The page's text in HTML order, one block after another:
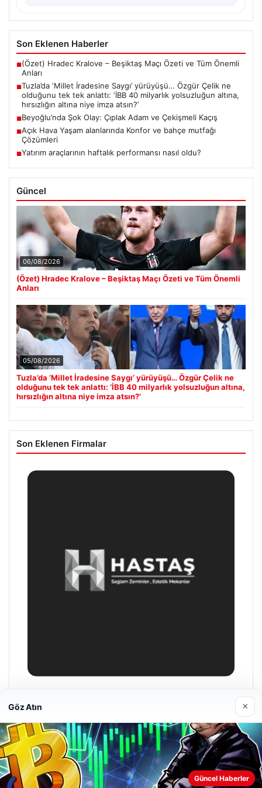
Son Eklenen Haberler
■(Özet) Hradec Kralove – Beşiktaş Maçı Özeti ve Tüm Önemli
Anları
■Tuzla’da ‘Millet İradesine Saygı’ yürüyüşü… Özgür Çelik ne
olduğunu tek tek anlattı: ‘İBB 40 milyarlık yolsuzluğun altına,
hırsızlığın altına niye imza atsın?’
■Beyoğlu’nda Şok Olay: Çıplak Adam ve Çekişmeli Kaçış
■Açık Hava Yaşam alanlarında Konfor ve bahçe mutfağı
Çözümleri
■Yatırım araçlarının haftalık performansı nasıl oldu?
Güncel
06/08/2026
(Özet) Hradec Kralove – Beşiktaş Maçı Özeti ve Tüm Önemli
Anları
05/08/2026
Tuzla’da ‘Millet İradesine Saygı’ yürüyüşü… Özgür Çelik ne
olduğunu tek tek anlattı: ‘İBB 40 milyarlık yolsuzluğun altına,
hırsızlığın altına niye imza atsın?’
Son Eklenen Firmalar
Hastaş Beton
Göz Atın ×
Güncel Haberler